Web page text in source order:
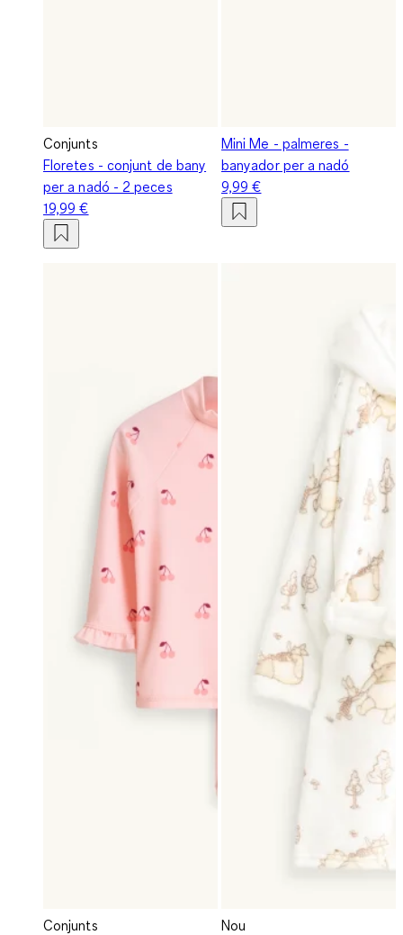
Conjunts
Floretes - conjunt de bany
per a nadó - 2 peces
19,99 €
Mini Me - palmeres -
banyador per a nadó
9,99 €
Conjunts
Nou